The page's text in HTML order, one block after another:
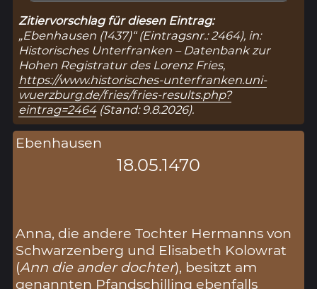
Zitiervorschlag für diesen Eintrag:
„Ebenhausen (1437)“ (Eintragsnr.: 2464), in:
Historisches Unterfranken – Datenbank zur
Hohen Registratur des Lorenz Fries,
https://www.historisches-unterfranken.uni-
wuerzburg.de/fries/fries-results.php?
eintrag=2464(Stand: 9.8.2026).
Ebenhausen
18.05.1470
Anna, die andere Tochter Hermanns von
Schwarzenberg und Elisabeth Kolowrat
(Ann die ander dochter), besitzt am
genannten Pfandschilling ebenfalls